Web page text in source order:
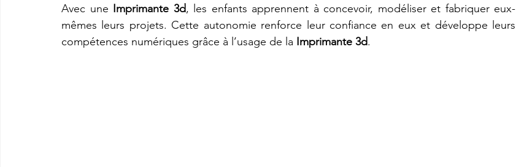
Avec une Imprimante 3d, les enfants apprennent à concevoir, modéliser et fabriquer eux-
mêmes leurs projets. Cette autonomie renforce leur confiance en eux et développe leurs
compétences numériques grâce à l’usage de la Imprimante 3d.